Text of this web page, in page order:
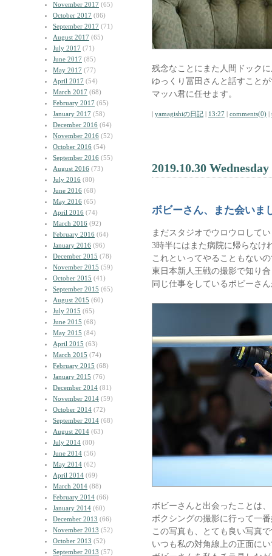
November 2017 (65)
October 2017 (86)
September 2017 (71)
August 2017 (65)
July 2017 (71)
June 2017 (85)
May 2017 (77)
April 2017 (54)
March 2017 (68)
February 2017 (65)
January 2017 (58)
December 2016 (64)
November 2016 (52)
October 2016 (54)
September 2016 (55)
August 2016 (73)
July 2016 (80)
June 2016 (68)
May 2016 (65)
April 2016 (74)
March 2016 (92)
February 2016 (64)
January 2016 (96)
December 2015 (78)
November 2015 (59)
October 2015 (41)
September 2015 (65)
August 2015 (60)
July 2015 (65)
June 2015 (68)
May 2015 (84)
April 2015 (63)
March 2015 (74)
February 2015 (68)
January 2015 (76)
December 2014 (81)
November 2014 (59)
October 2014 (72)
September 2014 (68)
August 2014 (63)
July 2014 (80)
June 2014 (56)
May 2014 (62)
April 2014 (69)
March 2014 (88)
February 2014 (66)
January 2014 (60)
December 2013 (66)
November 2013 (52)
October 2013 (52)
September 2013 (57)
残念なことにまた人間ドック
ゆっくり冨田さんと話すこと
マッハ君に任せます。
| yamagishiの日記 | 13:27 | comments(0) |
2019.10.30 Wednesday
ボビーさん、また会いま
まだスタジオでウロウロして
3時半にはまた病院に帰らなけ
これといってやることもない
東日本新人王戦の撮影で知り
同じ仕事をしているボビーさ
ボビーさんと出会ったことは、
ボクシングの撮影に行って一
この写真も、とても良い写真
いつも私の対角線上の正面に